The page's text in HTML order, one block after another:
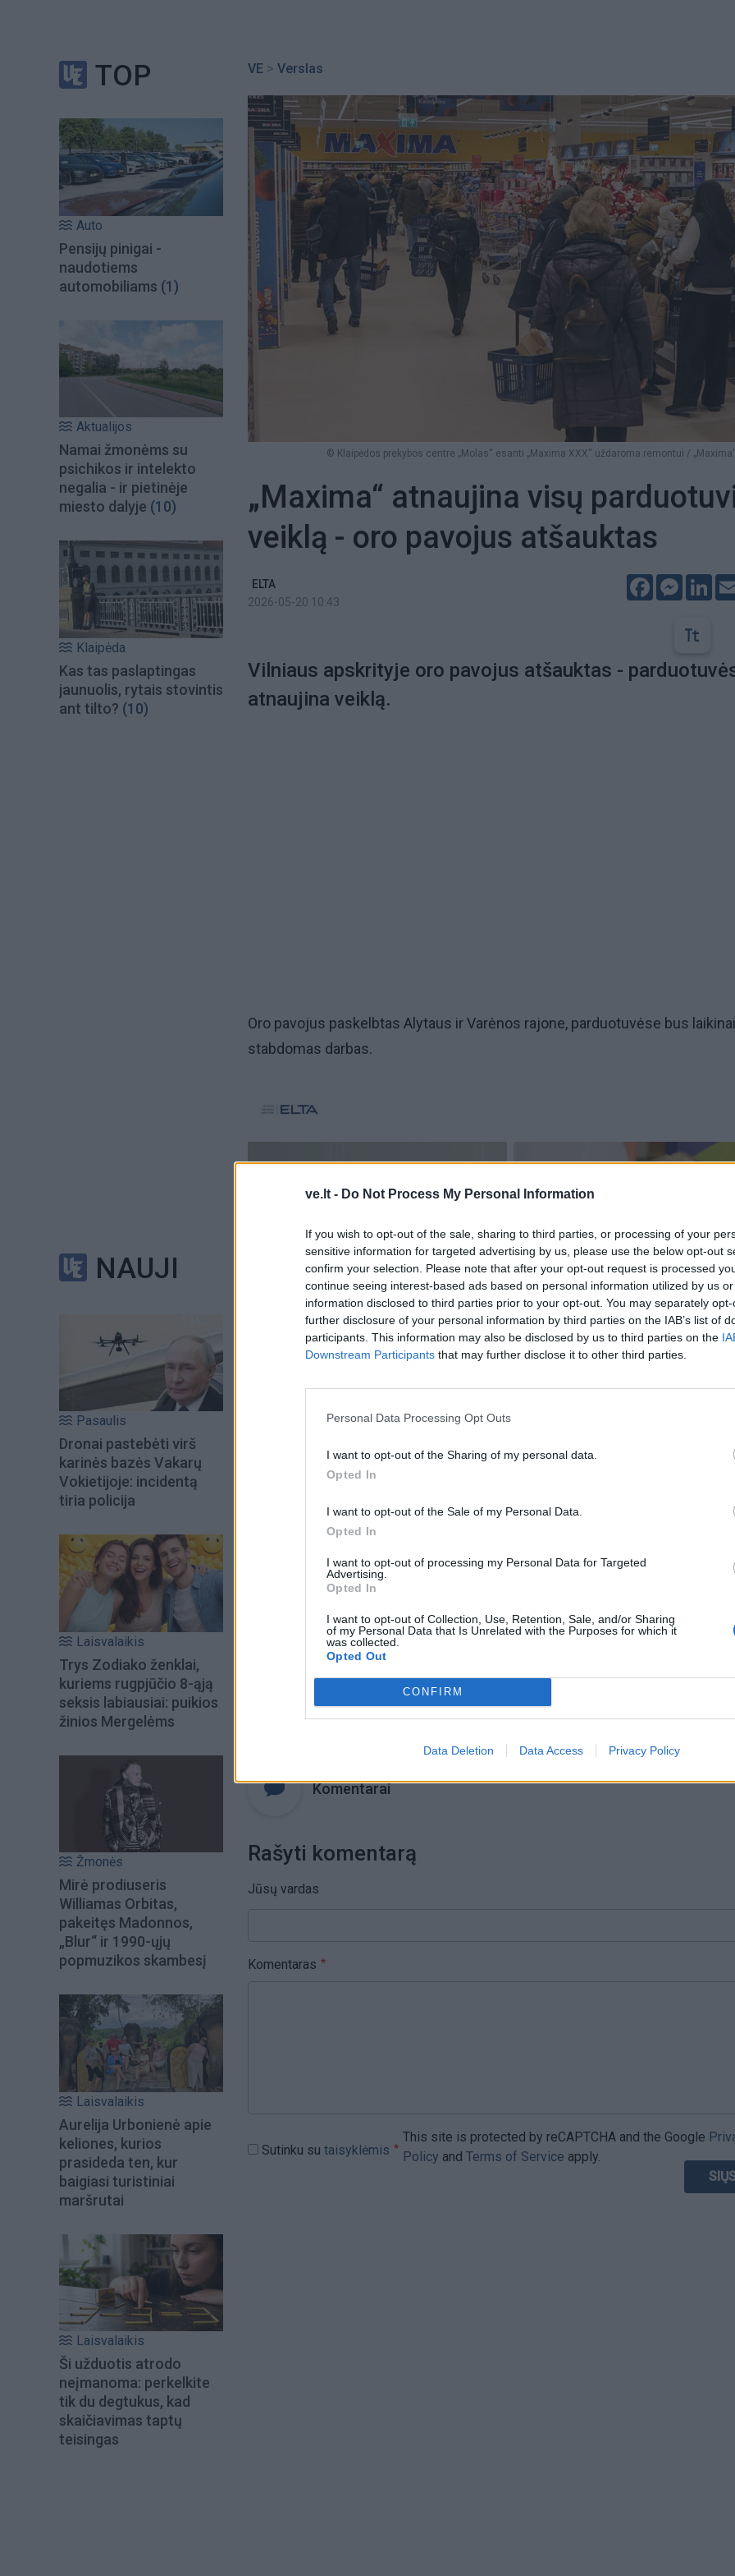
ve.lt - Do Not Process My Personal Information
If you wish to opt-out of the sale, sharing to third parties, or processing of your
sensitive information for targeted advertising by us, please use the below opt-out
confirm your selection. Please note that after your opt-out request is processed
continue seeing interest-based ads based on personal information utilized by us
information disclosed to third parties prior to your opt-out. You may separately
further disclosure of your personal information by third parties on the IAB’s list of
participants. This information may also be disclosed by us to third parties on the
Downstream Participants that may further disclose it to other third parties.
Personal Data Processing Opt Outs
I want to opt-out of the Sharing of my personal data.
Opted In
I want to opt-out of the Sale of my Personal Data.
Opted In
I want to opt-out of processing my Personal Data for Targeted
Advertising.
Opted In
I want to opt-out of Collection, Use, Retention, Sale, and/or Sharing
of my Personal Data that Is Unrelated with the Purposes for which it
was collected.
Opted Out
CONFIRM
Data Deletion Data Access Privacy Policy
TOP
Auto
Pensijų pinigai -
naudotiems
automobiliams (1)
Aktualijos
Namai žmonėms su
psichikos ir intelekto
negalia - ir pietinėje
miesto dalyje (10)
Klaipėda
Kas tas paslaptingas
jaunuolis, rytais stovintis
ant tilto? (10)
NAUJI
Pasaulis
Dronai pastebėti virš
karinės bazės Vakarų
Vokietijoje: incidentą
tiria policija
Laisvalaikis
Trys Zodiako ženklai,
kuriems rugpjūčio 8-ąją
seksis labiausiai: puikios
žinios Mergelėms
Žmonės
Mirė prodiuseris
Williamas Orbitas,
pakeitęs Madonnos,
„Blur“ ir 1990-ųjų
popmuzikos skambesį
Laisvalaikis
Aurelija Urbonienė apie
keliones, kurios
prasideda ten, kur
baigiasi turistiniai
maršrutai
Laisvalaikis
Ši užduotis atrodo
neįmanoma: perkelkite
tik du degtukus, kad
skaičiavimas taptų
teisingas
VE > Verslas
© Klaipėdos prekybos centre „Molas“ esanti „Maxima XXX“ uždaroma remontui /
„Maxima“ atnaujina visų
veiklą - oro pavojus atšauktas
ELTA
2026-05-20 10:43
Facebook
Vilniaus apskrityje oro pavojus atšauktas -
atnaujina veiklą.
Oro pavojus paskelbtas Alytaus ir Varėnos rajone, parduotuvėse bus laikinai
stabdomas darbas.
Į Klaipėdą iš emigracijos grįžusi Karina
Kučinskienė įvardijo didžiausią savo
Jūros šventę anksčiau puošęs
Anatolijus Klemencovas: gal jau
užtenka
teatro istorijoje“
„Fūristas“ į judrią sankryžą įlėkė „ant rankinio“: vilkiko
puspriekabės ratai pakilo į orą
Raktažodžiai maxima
Komentarai
Rašyti komentarą
Jūsų vardas
Komentaras
Sutinku su taisyklėmis
This site is protected by reCAPTCHA and the Google
Policy and Terms of Service apply.